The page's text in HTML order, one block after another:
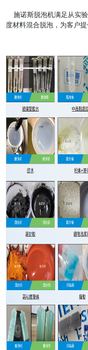
施诺斯脱泡机满足从实
度材料混合脱泡，为客户提